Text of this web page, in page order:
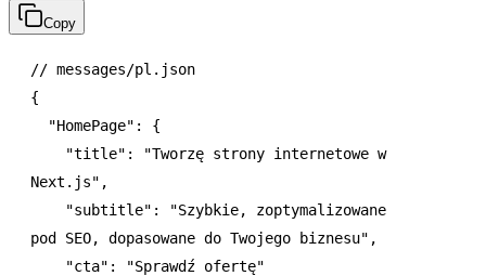
Copy
// messages/pl.json
{
  "HomePage"
:
{
    "title"
:
"Tworzę strony internetowe w
Next.js" ,
    "subtitle"
:
"Szybkie, zoptymalizowane
pod SEO, dopasowane do Twojego biznesu" ,
    "cta"
:
"Sprawdź ofertę"